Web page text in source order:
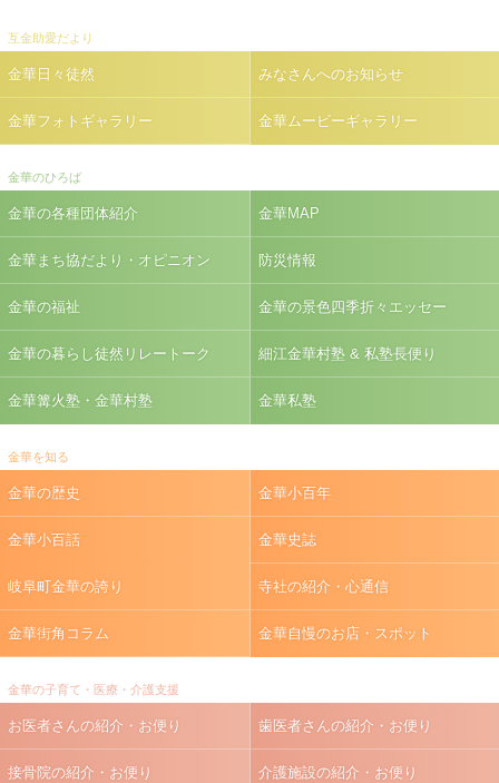
互金助愛だより
金華日々徒然 みなさんへのお知らせ
金華フォトギャラリー 金華ムービーギャラリー
金華のひろば
金華の各種団体紹介 金華MAP
金華まち協だより・オピニオン 防災情報
金華の福祉 金華の景色四季折々エッセー
金華の暮らし徒然リレートーク 細江金華村塾 & 私塾長便り
金華篝火塾・金華村塾 金華私塾
金華を知る
金華の歴史 金華小百年
金華小百話 金華史誌
岐阜町金華の誇り 寺社の紹介・心通信
金華街角コラム 金華自慢のお店・スポット
金華の子育て・医療・介護支援
お医者さんの紹介・お便り 歯医者さんの紹介・お便り
接骨院の紹介・お便り 介護施設の紹介・お便り